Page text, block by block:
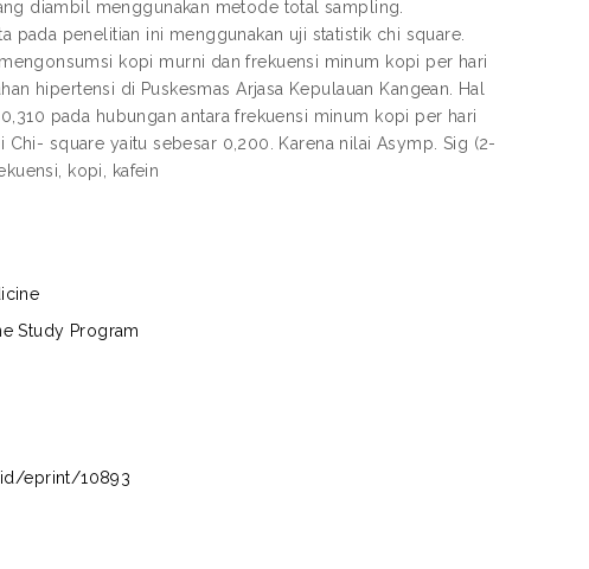
diambil menggunakan metode total sampling.
pada penelitian ini menggunakan uji statistik chi square.
kopi murni dan frekuensi minum kopi per hari
hipertensi di Puskesmas Arjasa Kepulauan Kangean. Hal
pada hubungan antara frekuensi minum kopi per hari
square yaitu sebesar 0,200. Karena nilai Asymp. Sig (2-
kopi, kafein
Study Program
eprint/10893